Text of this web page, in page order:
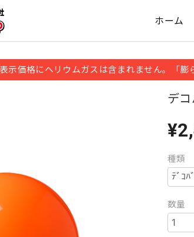
ホーム
価格にヘリウムガスは含まれません。「膨
デ
種類
数量